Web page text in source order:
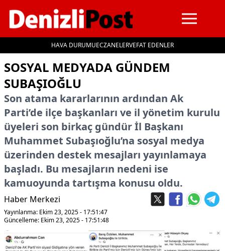
HAVA DURUMUECZANELERVEFAT EDENLER
SOSYAL MEDYADA GÜNDEM
SUBAŞIOĞLU
Son atama kararlarının ardından Ak
Parti’de ilçe başkanları ve il yönetim kurulu
üyeleri son birkaç gündür İl Başkanı
Muhammet Subaşıoğlu’na sosyal medya
üzerinden destek mesajları yayınlamaya
başladı. Bu mesajların nedeni ise
kamuoyunda tartışma konusu oldu.
Haber Merkezi
Yayınlanma: Ekim 23, 2025 - 17:51:47
Güncelleme: Ekim 23, 2025 - 17:51:48